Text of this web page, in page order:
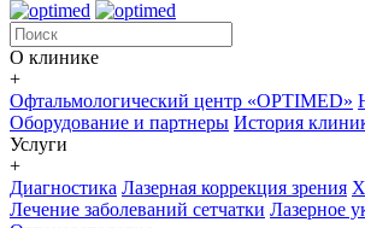
О клинике
+
Офтальмологический центр «OPTIMED»
Оборудование и партнеры История
Услуги
+
Диагностика Лазерная коррекция зрения
Лечение заболеваний сетчатки Лазерное